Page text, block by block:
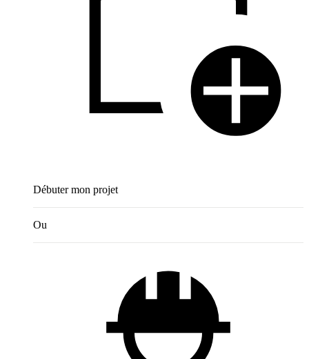
Débuter mon projet
Ou